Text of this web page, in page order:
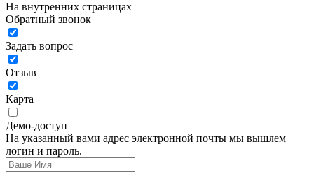
На внутренних страницах
Обратный звонок
Задать вопрос
Отзыв
Карта
Демо-доступ
На указанный вами адрес электронной почты мы вышлем
логин и пароль.